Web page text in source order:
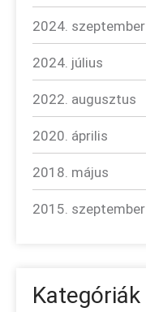
2024. szeptember
2024. július
2022. augusztus
2020. április
2018. május
2015. szeptember
Kategóriák